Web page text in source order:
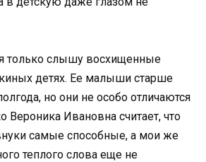
только слышу восхищенные
детях. Ее малыши старше
но они не особо отличаются
Вероника Ивановна считает, что
самые способные, а мои же
теплого слова еще не